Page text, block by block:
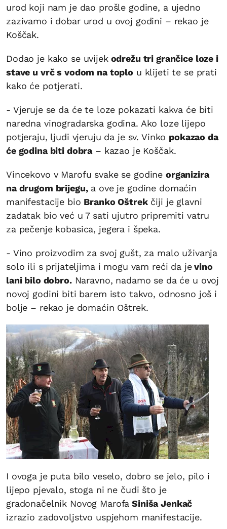
urod koji nam je dao prošle godine, a ujedno
zazivamo i dobar urod u ovoj godini – rekao je
Koščak.
Dodao je kako se uvijekodrežu tri grančice loze i
stave u vrč s vodom na toplou klijeti te se prati
kako će potjerati.
- Vjeruje se da će te loze pokazati kakva će biti
naredna vinogradarska godina. Ako loze lijepo
potjeraju, ljudi vjeruju da je sv. Vinko pokazao da
će godina biti dobra– kazao je Koščak.
Vincekovo v Marofu svake se godine organizira
na drugom brijegu,a ove je godine domaćin
manifestacije bio Branko Oštrekčiji je glavni
zadatak bio već u 7 sati ujutro pripremiti vatru
za pečenje kobasica, jegera i špeka.
- Vino proizvodim za svoj gušt, za malo uživanja
solo ili s prijateljima i mogu vam reći da jevino
lani bilo dobro.Naravno, nadamo se da će u ovoj
novoj godini biti barem isto takvo, odnosno još i
bolje – rekao je domaćin Oštrek.
I ovoga je puta bilo veselo, dobro se jelo, pilo i
lijepo pjevalo, stoga ni ne čudi što je
gradonačelnik Novog Marofa Siniša Jenkač
izrazio zadovoljstvo uspjehom manifestacije.